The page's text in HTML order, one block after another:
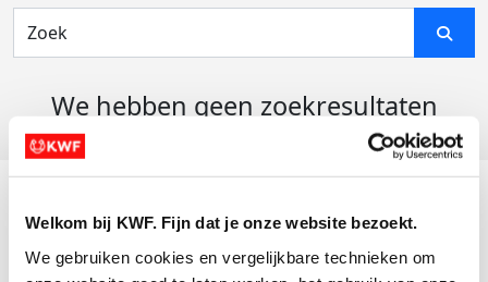
Welkom bij KWF. Fijn dat je onze website bezoekt.
We gebruiken cookies en vergelijkbare technieken om
We hebben geen zoekresultaten
Actiematerialen
Evenementen